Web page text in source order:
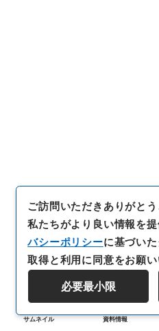
サムネイル 資料情報
ご訪問いただきありがとう
私たちがより良い情報を提
バシーポリシーに基づい
取得と利用に同意をお願い
必要最小限